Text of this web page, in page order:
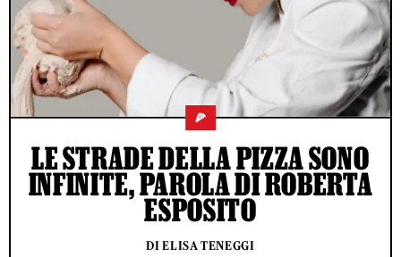
🍕
LE STRADE DELLA PIZZA SONO
INFINITE, PAROLA DI ROBERTA
ESPOSITO
DI ELISA TENEGGI